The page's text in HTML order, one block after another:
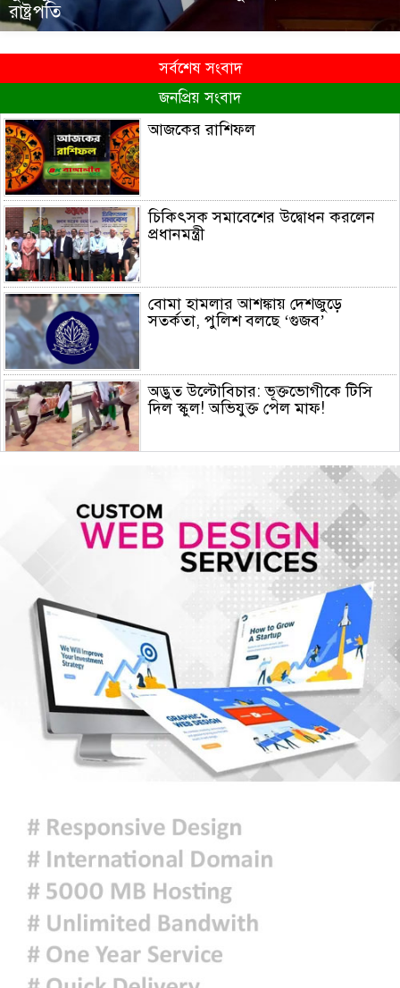
রাষ্ট্রপতি
সর্বশেষ সংবাদ
জনপ্রিয় সংবাদ
আজকের রাশিফল
চিকিৎসক সমাবেশের উদ্বোধন করলেন
প্রধানমন্ত্রী
বোমা হামলার আশঙ্কায় দেশজুড়ে
সতর্কতা, পুলিশ বলছে ‘গুজব’
অদ্ভুত উল্টোবিচার: ভূক্তভোগীকে টিসি
দিল স্কুল! অভিযুক্ত পেল মাফ!
জুলাই স্মৃতি জাদুঘর পরিদর্শন করলেন
সৌদি আরব, তুরস্ক ও পাকিস্তানের মক্কা
চুক্তি স্বাক্ষর, কাগুজে চুক্তি সৌদিকে
নিরাপত্তা দেবে না- ইরান
হরমুজ সংকট: বিশ্ববাজারে আরও বাড়ল
তেলের দাম
মুক্তিযুদ্ধ কোনো রাজনৈতিক দলের যুদ্ধ
ছিল না : ভারপ্রাপ্ত রাষ্ট্রপতি
ঢাকায় হালকা বৃষ্টি হতে পারে, দেশের
কোথাও কোথাও মাঝারি থেকে ভারী
বর্ষণের সম্ভাবনা
প্রধানমন্ত্রীকে বরণে প্রস্তুত চট্টগ্রাম,
নেতাকর্মীরা উজ্জীবিত